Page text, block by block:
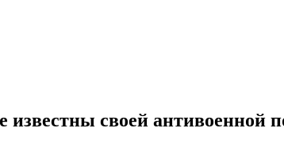
известны своей антивоенной